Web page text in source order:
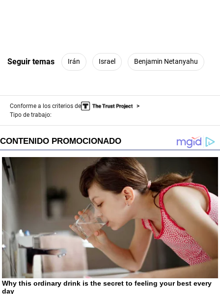
Seguir temas Irán Israel Benjamin Netanyahu
Conforme a los criterios de
Tipo de trabajo: